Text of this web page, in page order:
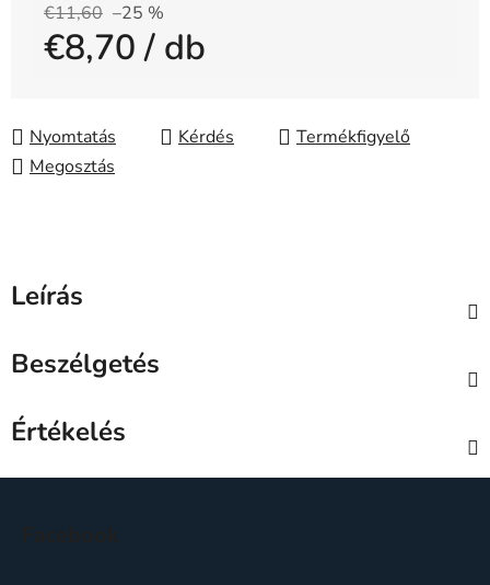
€11,60 –25 %
€8,70/ db
Nyomtatás
Kérdés
Megosztás
Leírás
Beszélgetés
Értékelés